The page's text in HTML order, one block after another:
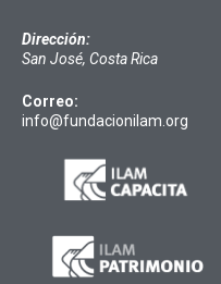
Dirección:
San José, Costa Rica
Correo:
info@fundacionilam.org